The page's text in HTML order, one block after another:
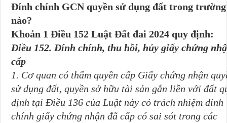
Đính chính GCN quyền sử dụng đất trong
nào?
Khoản 1 Điều 152 Luật Đất đai2024 quy định:
Điều 152. Đính chính, thu hồi, hủy giấy chứng
cấp
1. Cơ quan có thẩm quyền cấp Giấy chứng nhận
sử dụng đất, quyền sở hữu tài sản gắn liền với đất
định tại Điều 136 của Luật này có trách nhiệm đính
chính giấy chứng nhận đã cấp có sai sót trong các